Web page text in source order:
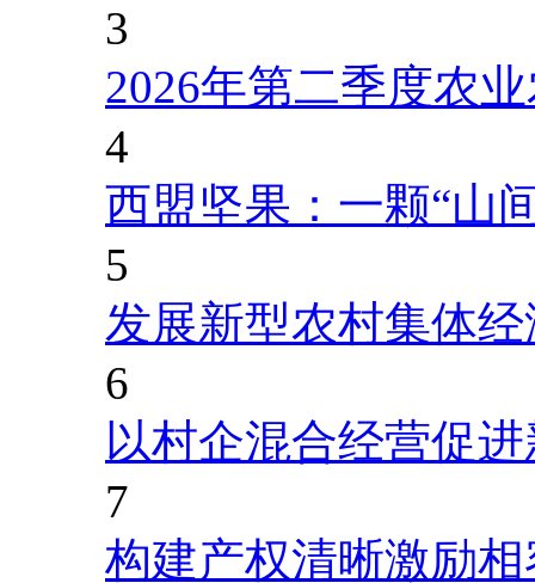
3
2026年第二季度农
4
西盟坚果：一颗“山
5
发展新型农村集体
6
以村企混合经营促
7
构建产权清晰激励